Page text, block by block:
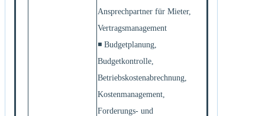
Ansprechpartner für Mieter,
Vertragsmanagement
◾ Budgetplanung,
Budgetkontrolle,
Betriebskostenabrechnung,
Kostenmanagement,
Forderungs- und